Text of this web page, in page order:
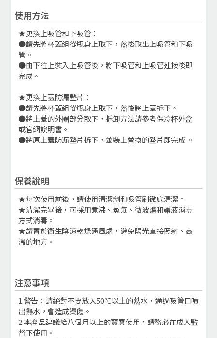
使用方法
★更換上吸管和下吸管：
●請先將杯蓋組從瓶身上取下，然後取出上吸管和下吸
管。
●由下往上裝入上吸管後，將下吸管和上吸管連接後即
完成。
★更換上蓋防漏墊片：
●請先將杯蓋組從瓶身上取下，然後將上蓋拆下。
●將上蓋的外圈部分取下，拆卸方法請參考保冷杯外盒
或官網說明書。
●將原上蓋防漏墊片拆下，並裝上替換的墊片即完成 。
保養說明
★每次使用前後，請使用清潔劑和吸管刷徹底清潔。
★清潔完畢後，可採用煮沸、蒸氣、微波爐和藥液消毒
方式消毒。
★請置於衛生陰涼乾燥通風處，避免陽光直接照射、高
溫的地方。
注意事項
1.警告：請絕對不要放入50℃以上的熱水，通過吸管口噴
出熱水，會造成燙傷。
2.本產品建議給八個月以上的寶寶使用，請務必在成人監
督下使用。